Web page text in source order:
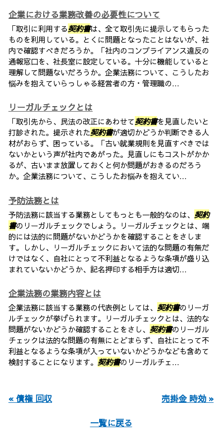
企業における業務改善の必要性について
「取引に利用する契約書は、全て取引先に提示してもらった
ものを利用している。とくに問題となったことはないが、社
内で確認すべきだろうか。「社内のコンプライアンス違反の
通報窓口を、社長室に設定している。十分に機能していると
理解して問題ないだろうか。企業法務について、こうしたお
悩みを抱えていらっしゃる経営者の方・管理職の...
リーガルチェックとは
「取引先から、民法の改正にあわせて契約書を見直したいと
打診された。提示された契約書が適切かどうか判断できる人
材がおらず、困っている。「古い就業規則を見直すべきでは
ないかという声が社内であがった。見直しにもコストがかか
るが、古いまま放置しておくと何か問題がおきるのだろう
か。企業法務について、こうしたお悩みを抱えてい...
予防法務とは
予防法務に該当する業務としてもっとも一般的なのは、 契約
書のリーガルチェックでしょう。リーガルチェックとは、端
的には法的に問題がないかどうかを確認することをさしま
す。しかし、リーガルチェックにおいて法的な問題の有無だ
けではなく、自社にとって不利益となるような条項が盛り込
まれていないかどうか、記名押印する相手方は適切...
企業法務の業務内容とは
企業法務に該当する業務の代表例としては、 契約書のリーガ
ルチェックが挙げられます。リーガルチェックとは、法的な
問題がないかどうか確認することをさし、 契約書のリーガル
チェックは法的な問題の有無にとどまらず、自社にとって不
利益となるような条項が入っていないかどうかなども含めて
検討することになります。 契約書のリーガルチェ...
« 債権 回収 売掛金 時効 »
一覧に戻る